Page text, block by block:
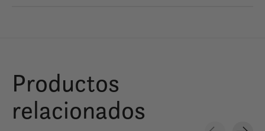
Productos
relacionados